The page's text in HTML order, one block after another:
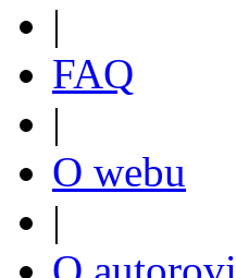
|
FAQ
|
O webu
|